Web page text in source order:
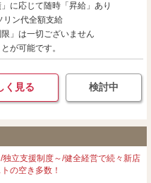
に応じて随時「昇給」あり
リン代全額支給
限」は一切ございません
が可能です。
く見る 検討中
独立支援制度～/健全経営で続々新店
の空き多数！